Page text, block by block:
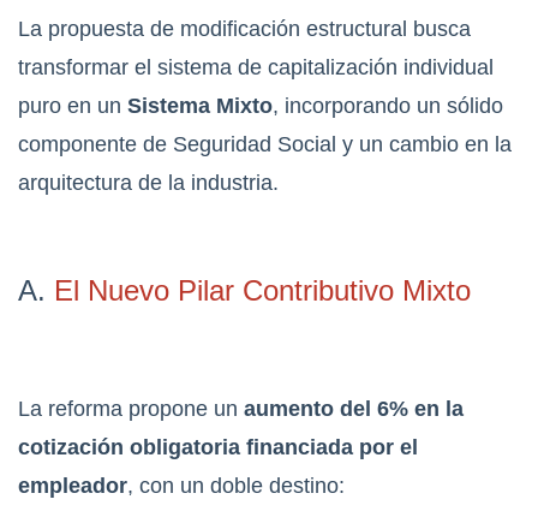
La propuesta de modificación estructural busca
transformar el sistema de capitalización individual
puro en un Sistema Mixto, incorporando un sólido
componente de Seguridad Social y un cambio en la
arquitectura de la industria.
A. El Nuevo Pilar Contributivo Mixto
La reforma propone un aumento del 6% en la
cotización obligatoria financiada por el
empleador, con un doble destino: